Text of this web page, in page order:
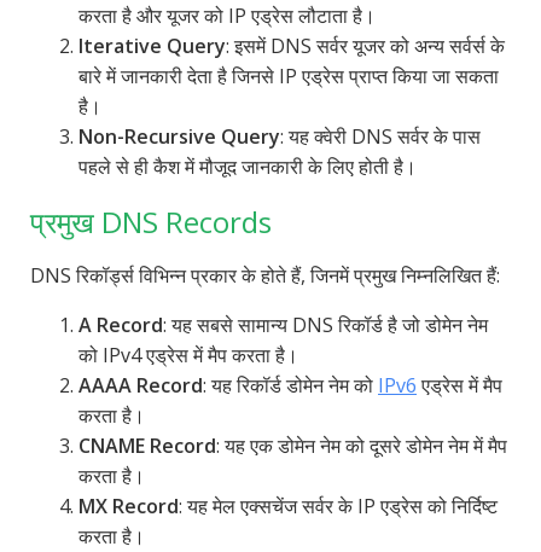
करता है और यूजर को IP एड्रेस लौटाता है।
Iterative Query: इसमें DNS सर्वर यूजर को अन्य सर्वर्स के
बारे में जानकारी देता है जिनसे IP एड्रेस प्राप्त किया जा सकता
है।
Non-Recursive Query: यह क्वेरी DNS सर्वर के पास
पहले से ही कैश में मौजूद जानकारी के लिए होती है।
प्रमुख DNS Records
DNS रिकॉर्ड्स विभिन्न प्रकार के होते हैं, जिनमें प्रमुख निम्नलिखित हैं:
A Record: यह सबसे सामान्य DNS रिकॉर्ड है जो डोमेन नेम
को IPv4 एड्रेस में मैप करता है।
AAAA Record: यह रिकॉर्ड डोमेन नेम को IPv6एड्रेस में मैप
करता है।
CNAME Record: यह एक डोमेन नेम को दूसरे डोमेन नेम में मैप
करता है।
MX Record: यह मेल एक्सचेंज सर्वर के IP एड्रेस को निर्दिष्ट
करता है।